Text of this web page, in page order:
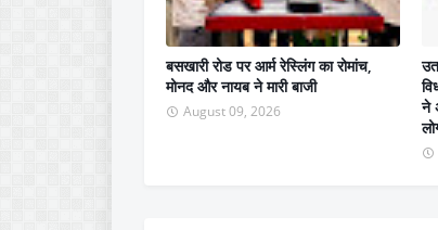
बसखारी रोड पर आर्म रेस्लिंग का रोमांच,
मोनद और नायब ने मारी बाजी
August 09, 2026
ने